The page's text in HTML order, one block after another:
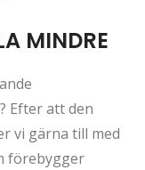
MINDRE
Efter att den
vi gärna till med
förebygger